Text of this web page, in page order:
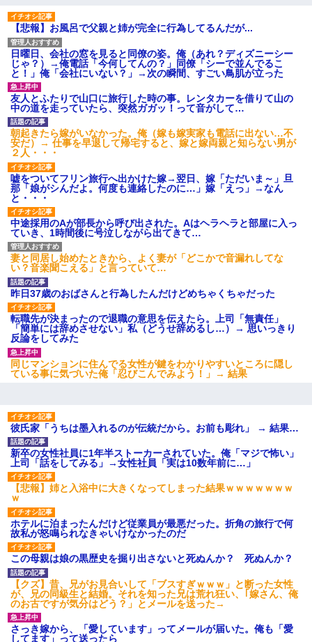
小学生の息子が急に様子がおかしくなった。私「理由を聞いても
『わかんない！』って怒鳴り付けてくるし、困っってる」旦那
「話してみるよ」→ 後日・・・
上司「何なの、この書類！！」私「あの‥」上司「今は私が話し
てるの！」私「ですから」上司「黙って聞きなさい！」私「それ
は」上司「言い訳しない！」→結果ｗｗｗｗｗ
３２歳俺「ずっと好きでした！！付き合って下さい！」 ２５歳
彼女「うん！！絶対幸せになろうね！！！！」 → ７年後ｗｗ
ｗｗｗ
ワイアラサー主婦、昨晩久しぶりに夫と致した結果ｗｗｗｗｗ
三年働いてたパートを突然クビになった。しかし元職場の主要取
引先のトップが母方の叔父だったので…
私「結婚やめるわ」 婚約者「え？なんでなんで？」 → 放置した
結果…｜生活｜ワロタあんてな
とっさに女児を捕まえたら変質者扱いされた。母親「あっち行っ
てよ！気持ち悪い！（ｼｯｼｯ」→ 後日、俺を見つけた母親がすっ飛
んできて・・・
結婚生活10ヶ月目で嫁から一方的に「もう冷めた」と離婚切り出
された
兄の新しい嫁がやらかしすぎて辛い。当たり前のように実家や姪
の幼稚園に来る
宅飲みで女友達の乳を見てしまった・・・
嫁が涙声で『会いたいね』とか言っているのが聞こえた。俺「こ
んな時間に誰と電話してんの？」嫁「ごめんなさい…！（大号
泣」俺（キターー）→
22歳の頃、父に36歳の男性とお見合いをしてくれと頼まれた。父
の親会社の経営者の息子さんだったので、父も喜んで私の写真を
送ったんだが→
【悲報】お風呂で父親と姉が完全に行為してるんだが...
日曜日、会社の窓を見ると同僚の姿。俺（あれ？ディズニーシー
じゃ？）→俺電話「今何してんの？」同僚「シーで並んでるこ
と！」俺「会社にいない？」→次の瞬間、すごい鳥肌が立った
友人とふたりで山口に旅行した時の事。レンタカーを借りて山の
中の道を走っていたら、突然ガガッ！って音がして…
朝起きたら嫁がいなかった。俺（嫁も嫁実家も電話に出ない…不
安だ）→ 仕事を早退して帰宅すると、嫁と嫁両親と知らない男が
２人・・・
嘘をついてフリン旅行へ出かけた嫁→翌日、嫁「ただいま～」旦
那「娘がシんだよ。何度も連絡したのに…」嫁「えっ」→なん
と・・・
中途採用のAが部長から呼び出された。Aはヘラヘラと部屋に入っ
ていき、1時間後に号泣しながら出てきて…
妻と同居し始めたときから、よく妻が「どこかで音漏れしてな
い？音楽聞こえる」と言っていて…
昨日37歳のおばさんと行為したんだけどめちゃくちゃだった
転職先が決まったので退職の意思を伝えたら。上司「無責任」
「簡単には辞めさせない」私（どうせ辞めるし…）→ 思いっきり
反論をしてみた
同じマンションに住んでる女性が鍵をわかりやすいところに隠し
ている事に気づいた俺「忍びこんでみよう！」→ 結果
彼氏家「うちは墨入れるのが伝統だから。お前も彫れ」 → 結果…
新卒の女性社員に1年半ストーカーされていた。俺「マジで怖い」
上司「話をしてみる」→女性社員「実は10数年前に…」
【悲報】姉と入浴中に大きくなってしまった結果ｗｗｗｗｗｗｗ
ｗ
ホテルに泊まったんだけど従業員が最悪だった。折角の旅行で何
故私が怒鳴られなきゃいけなかったのだ
この母親は娘の黒歴史を掘り出さないと死ぬんか？ 死ぬんか？
【クズ】昔、兄がお見合いして「ブスすぎｗｗｗ」と断った女性
が、兄の同級生と結婚。それを知った兄は荒れ狂い、｢嫁さん、俺
のお古ですが気分はどう？」とメールを送った→
さっき嫁から、「愛しています」ってメールが届いた。俺も「愛
してます」って送ったら